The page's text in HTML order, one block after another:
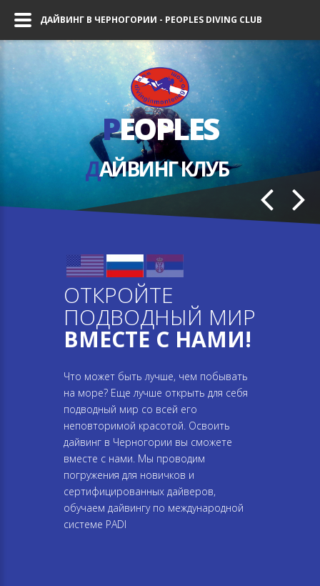
PEOPLES
ДАЙВИНГ КЛУБ
ОТКРОЙТЕ
ПОДВОДНЫЙ МИР
ВМЕСТЕ С НАМИ!
Что может быть лучше, чем побывать
на море? Еще лучше открыть для себя
подводный мир со всей его
неповторимой красотой. Освоить
дайвинг в Черногории вы сможете
вместе с нами. Мы проводим
погружения для новичков и
сертифицированных дайверов,
обучаем дайвингу по международной
системе PADI
ДАЙВИНГ В ЧЕРНОГОРИИ - PEOPLES DIVING CLUB